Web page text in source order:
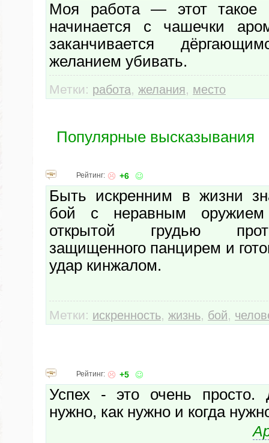
Моя работа — этот такое
начинается с чашечки
заканчивается
желанием убивать.
Метки: работа, желания, место
Популярные высказывания
Рейтинг: +6
Быть искренним в жизни
бой с неравным
открытой грудью
защищенного панцирем и
удар кинжалом.
Метки: искренность, жизнь, бой,
Рейтинг: +5
Успех - это очень просто.
нужно, как нужно и когда